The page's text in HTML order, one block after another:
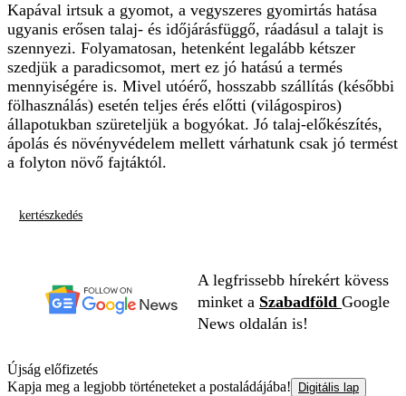
Kapával irtsuk a gyomot, a vegyszeres gyomirtás hatása
ugyanis erősen talaj- és időjárásfüggő, ráadásul a talajt is
szennyezi. Folyamatosan, hetenként legalább kétszer
szedjük a paradicsomot, mert ez jó hatású a termés
mennyiségére is. Mivel utóérő, hosszabb szállítás (későbbi
fölhasználás) esetén teljes érés előtti (világospiros)
állapotukban szüreteljük a bogyókat. Jó talaj-előkészítés,
ápolás és növényvédelem mellett várhatunk csak jó termést
a folyton növő fajtáktól.
kertészkedés
A legfrissebb hírekért kövess
minket a Szabadföld Google
News oldalán is!
Újság előfizetés
Kapja meg a legjobb történeteket a postaládájába!
Digitális lap